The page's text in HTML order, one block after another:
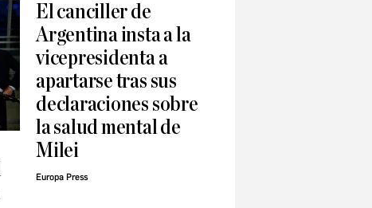
El canciller de
Argentina insta a la
vicepresidenta a
apartarse tras sus
declaraciones sobre
la salud mental de
Milei
Europa Press